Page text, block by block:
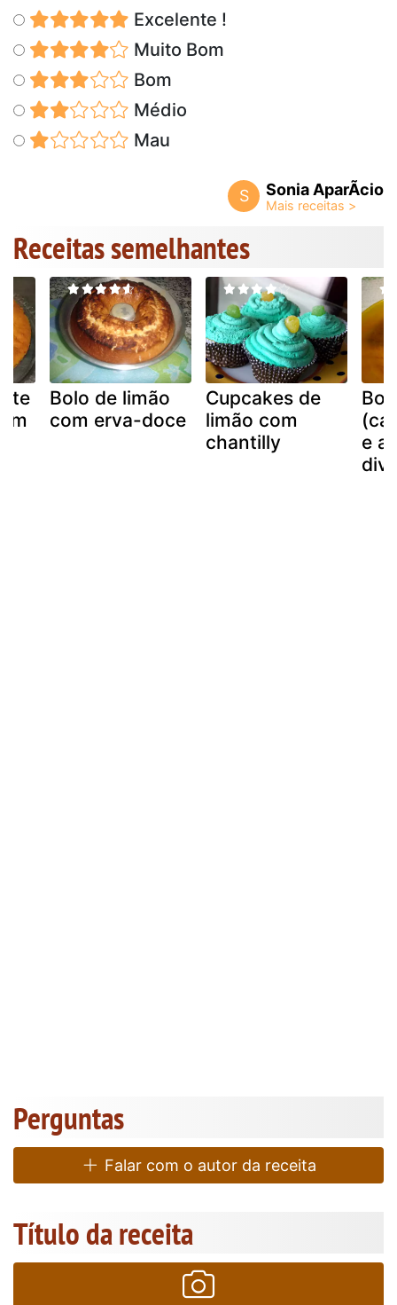
Excelente !
Muito Bom
Bom
Médio
Mau
S Sonia AparÃ­cio
Receitas semelhantes
Bolo de limão
com erva-doce
Cupcakes de
limão com
chantilly
e
Perguntas
Falar com o autor da receita
Título da receita